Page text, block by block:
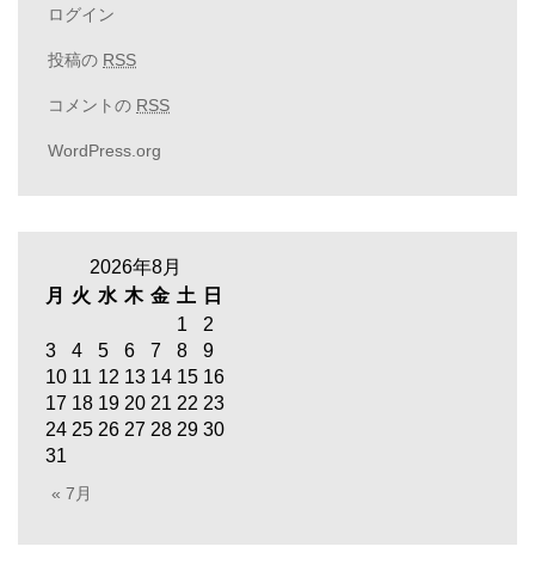
ログイン
投稿の RSS
コメントの RSS
WordPress.org
2026年8月
月
火 水 木 金 土 日
« 7月
1
2
3
4 5 6 7 8
9
10 11 12 13 14 15 16
17 18 19 20 21 22 23
24 25 26 27 28 29 30
31